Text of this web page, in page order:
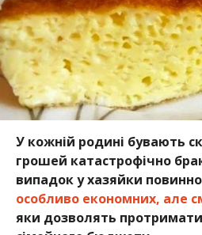
У кожній родині бувають
грошей катастрофічно
випадок у хазяйки
особливо економних, але
яки дозволять